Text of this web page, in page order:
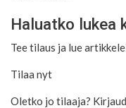
Haluatko lukea
Tee tilaus ja lue
Tilaa nyt
Oletko jo tilaaja?